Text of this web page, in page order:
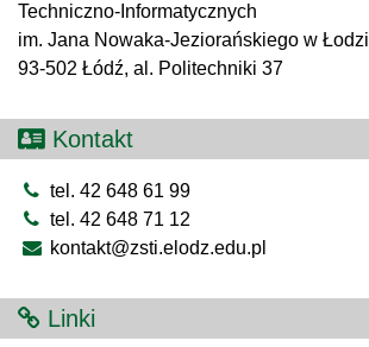
Techniczno-Informatycznych
im. Jana Nowaka-Jeziorańskiego w Łodzi
93-502 Łódź, al. Politechniki 37
Kontakt
tel. 42 648 61 99
tel. 42 648 71 12
kontakt@zsti.elodz.edu.pl
Linki